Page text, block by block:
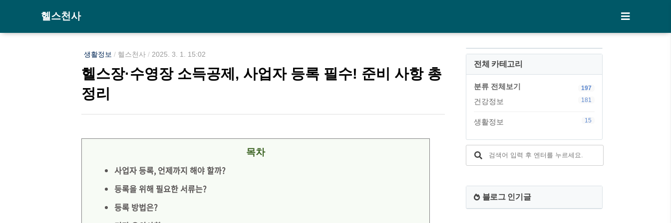
헬스천사
생활정보 / 헬스천사 / 2025. 3. 1. 15:02
헬스장·수영장 소득공제, 사업자 등록 필수! 준비 사항 총
정리
목차
사업자 등록, 언제까지 해야 할까?
등록을 위해 필요한 서류는?
등록 방법은?
전체 카테고리
분류 전체보기 197
건강정보 181
생활정보 15
블로그 인기글